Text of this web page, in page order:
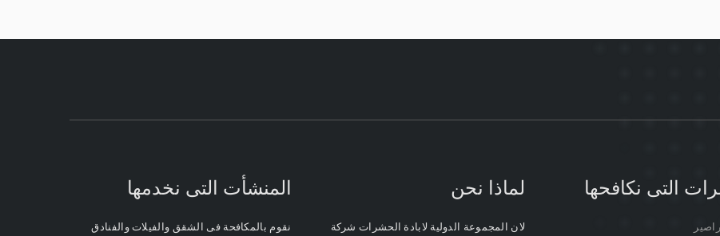
التى نكافحها لماذا نحن
لان المجموعة الدولية لابادة الحشرات شركة
المنشأت التى نخدمها
نقوم بالمكافحة فى الشقق والفيلات والفنادق